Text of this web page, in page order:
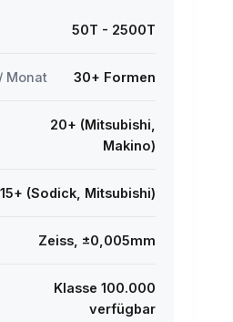
50T - 2500T
Monat 30+ Formen
20+ (Mitsubishi,
Makino)
15+ (Sodick, Mitsubishi)
Zeiss, ±0,005mm
Klasse 100.000
verfügbar